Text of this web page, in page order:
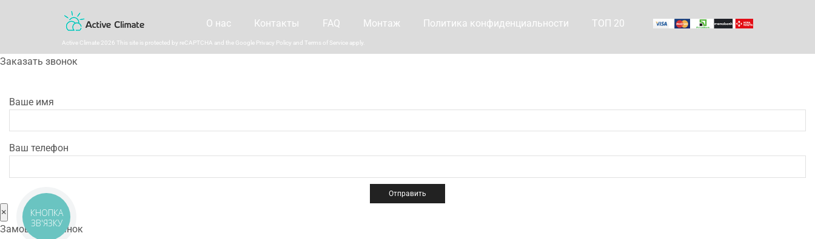
О нас Контакты FAQ Монтаж Политика конфиденциальности ТОП 20
Active Climate 2026 This site is protected by reCAPTCHA and the Google Privacy Policy and Terms of Service apply.
Заказать звонок
Ваше имя
Ваш телефон
×
Замовити дзвінок
КНОПКА
ЗВ'ЯЗКУ